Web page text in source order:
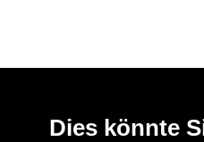
Dies könnte